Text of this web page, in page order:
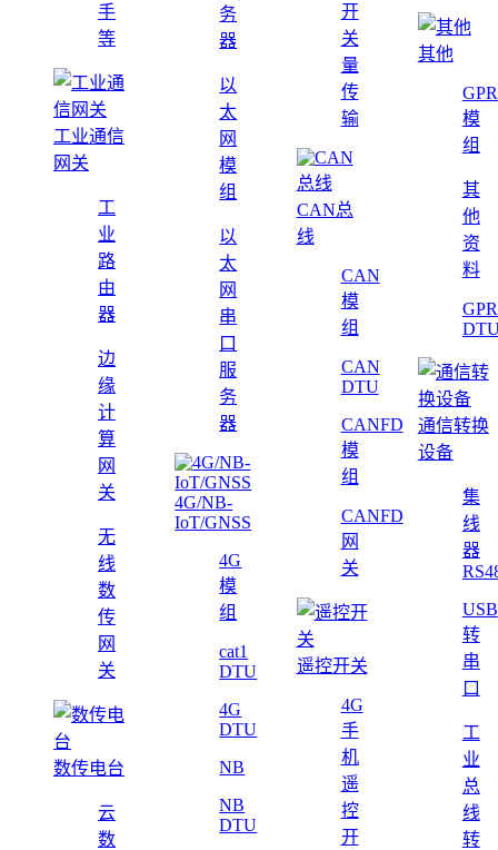
手
等
工业通信
网关
工
业
路
由
器
边
缘
计
算
网
关
无
线
数
传
网
关
数传电台
云
数
务
器
以
太
网
模
组
以
太
网
串
口
服
务
器
4G/NB-
IoT/GNSS
4G
模
组
cat1
DTU
4G
DTU
NB
NB
DTU
开
关
量
传
输
CAN总
线
CAN
模
组
CAN
DTU
CANFD
模
组
CANFD
网
关
遥控开关
4G
手
机
遥
控
开
其他
模
组
其
他
资
料
通信转换
设备
集
线
器
USB
转
串
口
工
业
总
线
转